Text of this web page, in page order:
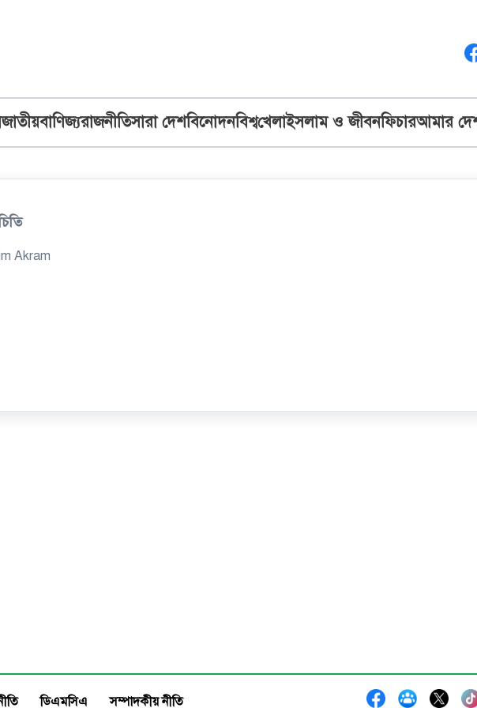
জাতীয়বাণিজ্যরাজনীতিসারা দেশবিনোদনবিশ্বখেলাইসলাম ও জীবনফিচারআমার
Akram
ডিএমসিএ সম্পাদকীয় নীতি